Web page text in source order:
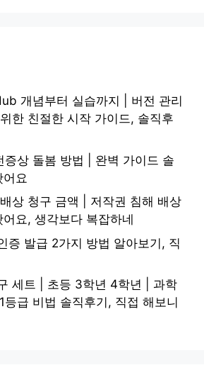
개념부터 실습까지 | 버전 관리
한 친절한 시작 가이드, 솔직후
증상 돌봄 방법 | 완벽 가이드 솔
요
상 청구 금액 | 저작권 침해 배상
요, 생각보다 복잡하네
증 발급 2가지 방법 알아보기, 직
세트 | 초등 3학년 4학년 | 과학
급 비법 솔직후기, 직접 해보니